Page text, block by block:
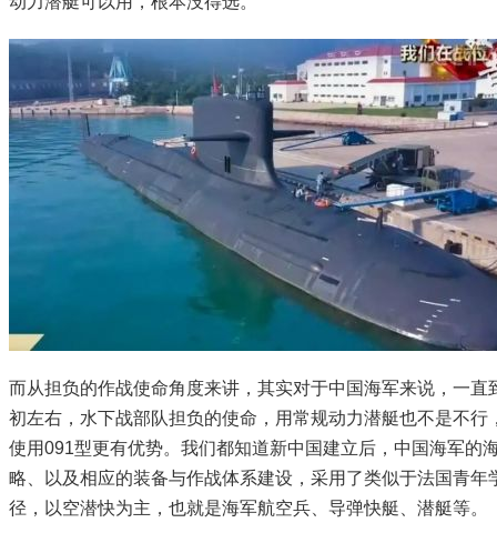
而从担负的作战使命角度来讲，其实对于中国海军来说，一直
初左右，水下战部队担负的使命，用常规动力潜艇也不是不行
使用091型更有优势。我们都知道新中国建立后，中国海军的
略、以及相应的装备与作战体系建设，采用了类似于法国青年
径，以空潜快为主，也就是海军航空兵、导弹快艇、潜艇等。